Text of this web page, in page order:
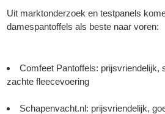
Uit marktonderzoek en testpanels
damespantoffels als beste naar voren:
Comfeet Pantoffels: prijsvriendelijk,
zachte fleecevoering
Schapenvacht.nl: prijsvriendelijk,